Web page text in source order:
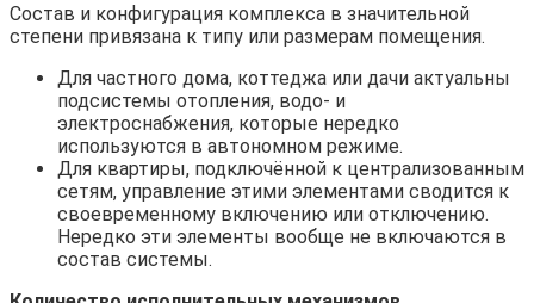
Состав и конфигурация комплекса в значительной
степени привязана к типу или размерам помещения.
Для частного дома, коттеджа или дачи актуальны
подсистемы отопления, водо- и
электроснабжения, которые нередко
используются в автономном режиме.
Для квартиры, подключённой к централизованным
сетям, управление этими элементами сводится к
своевременному включению или отключению.
Нередко эти элементы вообще не включаются в
состав системы.